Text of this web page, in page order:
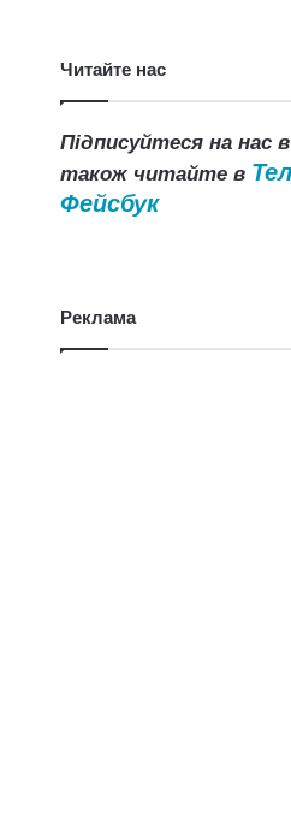
Читайте нас
Підписуйтеся на нас
також читайте в
Фейсбук
Реклама